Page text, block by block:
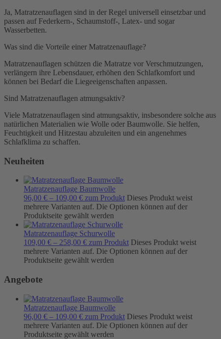
Ja, Matratzenauflagen sind in der Regel universell einsetzbar und
passen auf Federkern-, Schaumstoff-, Latex- und sogar
Wasserbetten.
Was sind die Vorteile einer Matratzenauflage?
Matratzenauflagen schützen die Matratze vor Verschmutzungen,
verlängern ihre Lebensdauer, erhöhen den Schlafkomfort und
können bei Bedarf die Liegeeigenschaften anpassen.
Sind Matratzenauflagen atmungsaktiv?
Viele Matratzenauflagen sind atmungsaktiv, insbesondere solche aus
natürlichen Materialien wie Wolle oder Baumwolle. Sie helfen,
Feuchtigkeit und Hitzestau abzuleiten und ein angenehmes
Schlafklima zu schaffen.
Neuheiten
Matratzenauflage Baumwolle
96,00 € – 109,00 € zum Produkt Dieses Produkt weist
mehrere Varianten auf. Die Optionen können auf der
Produktseite gewählt werden
Matratzenauflage Schurwolle
109,00 € – 258,00 € zum Produkt Dieses Produkt weist
mehrere Varianten auf. Die Optionen können auf der
Produktseite gewählt werden
Angebote
Matratzenauflage Baumwolle
96,00 € – 109,00 € zum Produkt Dieses Produkt weist
mehrere Varianten auf. Die Optionen können auf der
Produktseite gewählt werden